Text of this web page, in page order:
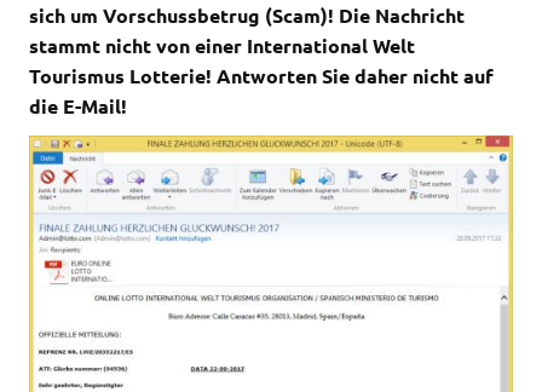
sich um Vorschussbetrug (Scam)! Die Nachricht
stammt nicht von einer International Welt
Tourismus Lotterie! Antworten Sie daher nicht auf
die E-Mail!